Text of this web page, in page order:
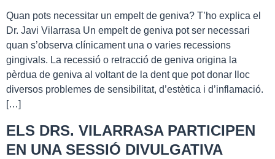
Quan pots necessitar un empelt de geniva? T’ho explica el
Dr. Javi Vilarrasa Un empelt de geniva pot ser necessari
quan s’observa clínicament una o varies recessions
gingivals. La recessió o retracció de geniva origina la
pèrdua de geniva al voltant de la dent que pot donar lloc
diversos problemes de sensibilitat, d’estètica i d’inflamació.
[…]
ELS DRS. VILARRASA PARTICIPEN
EN UNA SESSIÓ DIVULGATIVA